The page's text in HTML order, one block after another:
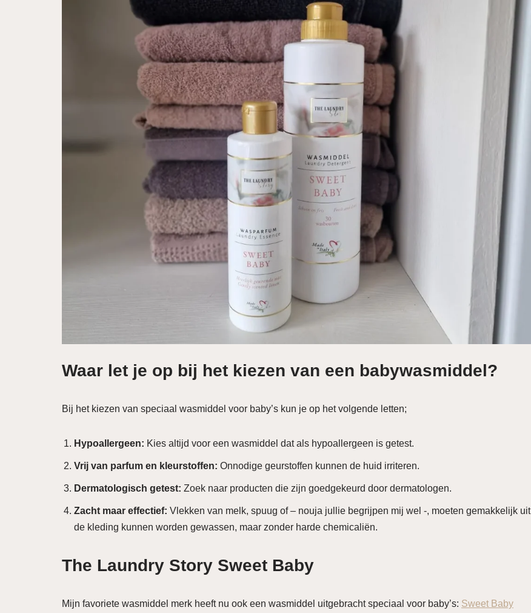
Waar let je op bij het kiezen van een babywasmiddel?
Bij het kiezen van speciaal wasmiddel voor baby’s kun je op het volgende letten;
Hypoallergeen: Kies altijd voor een wasmiddel dat als hypoallergeen is getest.
Vrij van parfum en kleurstoffen: Onnodige geurstoffen kunnen de huid irriteren.
Dermatologisch getest: Zoek naar producten die zijn goedgekeurd door dermatologen.
Zacht maar effectief: Vlekken van melk, spuug of – nouja jullie begrijpen mij wel -, moeten gemakkelijk uit
de kleding kunnen worden gewassen, maar zonder harde chemicaliën.
The Laundry Story Sweet Baby
Mijn favoriete wasmiddel merk heeft nu ook een wasmiddel uitgebracht speciaal voor baby’s: Sweet Baby